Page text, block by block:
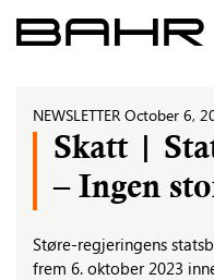
Skip
to
NEWSLETTER October 6,
Skatt |
– Ingen
Støre-regjeringens
frem 6. oktober 2023